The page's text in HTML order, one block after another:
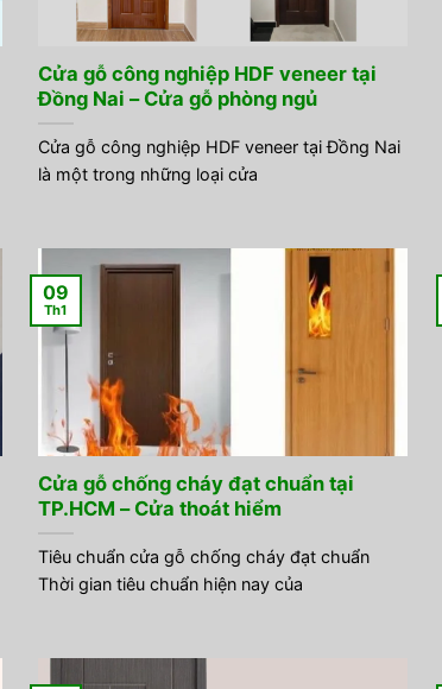
Cửa gỗ công nghiệp HDF veneer tại
Đồng Nai – Cửa gỗ phòng ngủ
Cửa gỗ công nghiệp HDF veneer tại Đồng Nai
là một trong những loại cửa
Cửa gỗ chống cháy đạt chuẩn tại
TP.HCM – Cửa thoát hiểm
Tiêu chuẩn cửa gỗ chống cháy đạt chuẩn
Thời gian tiêu chuẩn hiện nay của
09
Th1